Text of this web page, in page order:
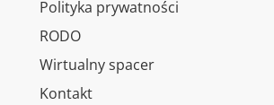
Polityka prywatności
RODO
Wirtualny spacer
Kontakt